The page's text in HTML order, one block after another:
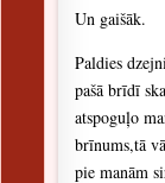
Un gaišāk.
Paldies
pašā brīdī
atspoguļo
brīnums,tā
pie manām